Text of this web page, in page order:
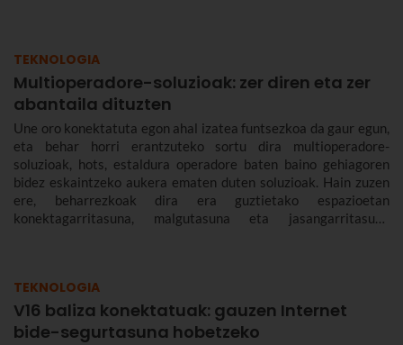
TEKNOLOGIA
Multioperadore-soluzioak: zer diren eta zer
abantaila dituzten
Une oro konektatuta egon ahal izatea funtsezkoa da gaur egun,
eta behar horri erantzuteko sortu dira multioperadore-
soluzioak, hots, estaldura operadore baten baino gehiagoren
bidez eskaintzeko aukera ematen duten soluzioak. Hain zuzen
ere, beharrezkoak dira era guztietako espazioetan
konektagarritasuna, malgutasuna eta jasangarritasuna
TEKNOLOGIA
V16 baliza konektatuak: gauzen Internet
bide-segurtasuna hobetzeko